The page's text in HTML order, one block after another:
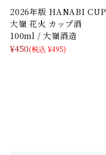
2026年版 HANABI CUP
大嶺 花火 カップ酒
100ml / 大嶺酒造
¥450(税込 ¥495)